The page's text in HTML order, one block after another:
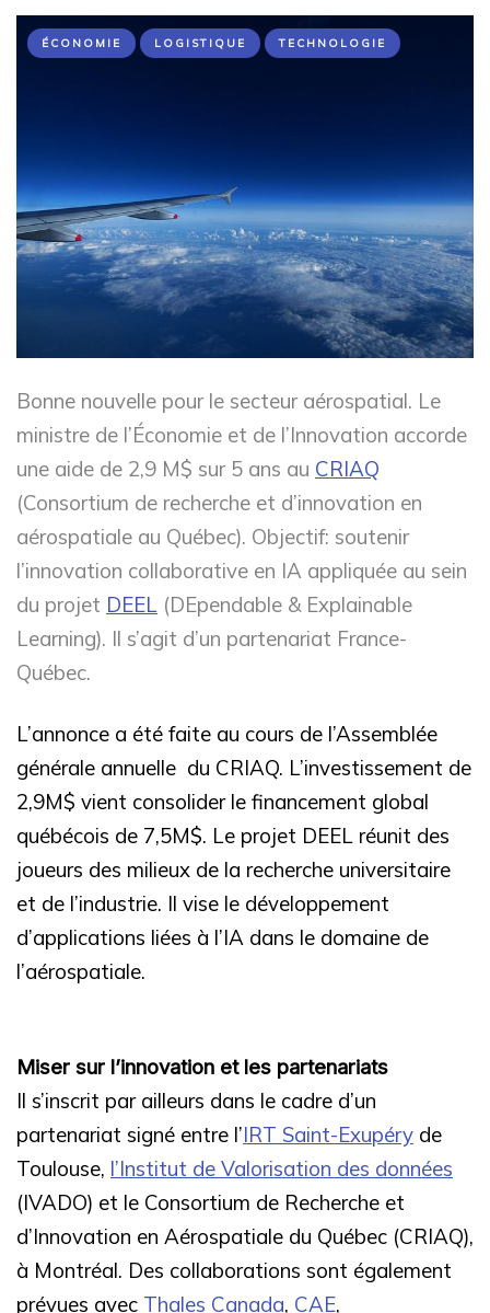
ÉCONOMIE LOGISTIQUE TECHNOLOGIE
Bonne nouvelle pour le secteur aérospatial. Le
ministre de l’Économie et de l’Innovation accorde
une aide de 2,9 M$ sur 5 ans au CRIAQ
(Consortium de recherche et d’innovation en
aérospatiale au Québec). Objectif: soutenir
l’innovation collaborative en IA appliquée au sein
du projet DEEL (DEpendable & Explainable
Learning). Il s’agit d’un partenariat France-
Québec.
L’annonce a été faite au cours de l’Assemblée
générale annuelle du CRIAQ. L’investissement de
2,9M$ vient consolider le financement global
québécois de 7,5M$. Le projet DEEL réunit des
joueurs des milieux de la recherche universitaire
et de l’industrie. Il vise le développement
d’applications liées à l’IA dans le domaine de
l’aérospatiale.
Miser sur l’innovation et les partenariats
Il s’inscrit par ailleurs dans le cadre d’un
partenariat signé entre l’IRT Saint-Exupéry de
Toulouse, l’Institut de Valorisation des données
(IVADO) et le Consortium de Recherche et
d’Innovation en Aérospatiale du Québec (CRIAQ),
à Montréal. Des collaborations sont également
prévues avec Thales Canada, CAE,